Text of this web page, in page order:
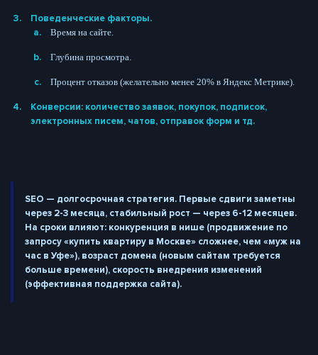
Поведенческие факторы.
Время на сайте.
Глубина просмотра.
Процент отказов (желательно менее 20% в Яндекс Метрике).
Конверсии: количество заявок, покупок, подписок,
электронных писем, чатов, отправок форм и тд.
SEO — долгосрочная стратегия. Первые сдвиги заметны
через 2-3 месяца, стабильный рост — через 6-12 месяцев.
На сроки влияют: конкуренция в нише (продвижение по
запросу «купить квартиру в Москве» сложнее, чем «муж на
час в Уфе»), возраст домена (новым сайтам требуется
больше времени), скорость внедрения изменений
(эффективная поддержка сайта).